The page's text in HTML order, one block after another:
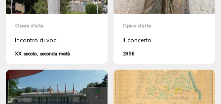
Opera d'arte
Incontro di voci
XX secolo, seconda metà
Opera d'arte
Il concerto
1956